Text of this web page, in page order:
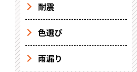
耐震
色選び
雨漏り